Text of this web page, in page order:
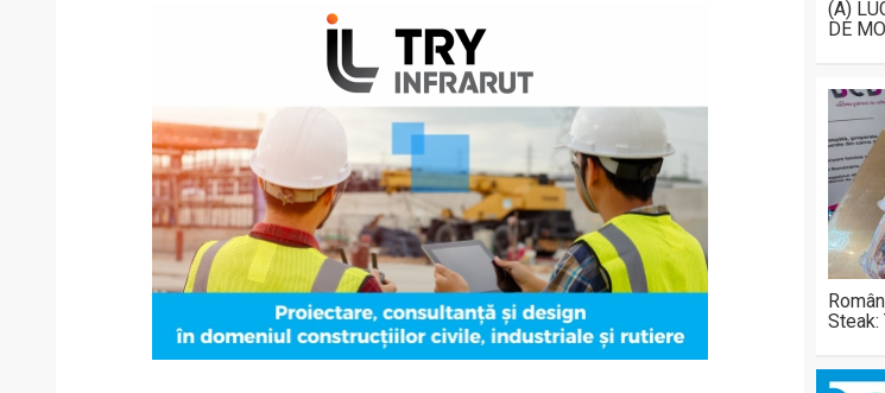
(A)
DE
Steak: